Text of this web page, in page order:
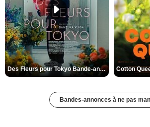
Des Fleurs pour Tokyo Bande-annonce VO STFR
Bandes-annonces à ne pas